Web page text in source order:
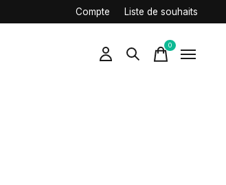
Compte Liste de souhaits
0items